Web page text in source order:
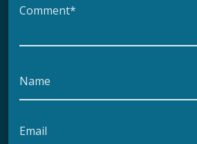
Comment*
Name
Email